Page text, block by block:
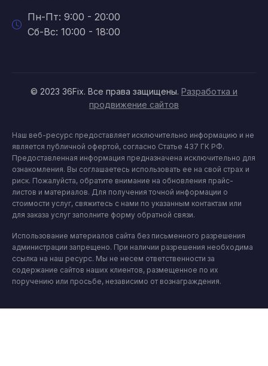
Пн-Пт: 9:00 - 20:00
Сб-Вс: 10:00 - 18:00
© 2023 36Fix. Все права защищены. Разработка и
продвижение сайтов
Наш веб-ресурс предоставляет исключительно информацию и не
является публичной офертой, согласно Статье 437 ГК РФ.
Предоставленная информация предназначена исключительно для
ознакомления. Вы соглашаетесь использовать ее на свой страх и
риск. Пожалуйста, обратите внимание на обновления прайс-
листов и материалов. Для получения точной информации о
стоимости услуг, свяжитесь с нами по указанным контактам или
для заказа услуг заполните форму обратной связи.
Использование материалов сайта без письменного разрешения
администрации запрещено. При наличии разрешения необходима
ссылка на наш ресурс. Мы не несем ответственности за
содержание сайтов наших клиентов, размещенное по их
поручению или просьбе, независимо от вознаграждения.